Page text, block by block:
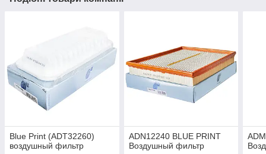
Blue Print (ADT32260)
воздушный фильтр
ADN12240 BLUE PRINT
Воздушный фильтр